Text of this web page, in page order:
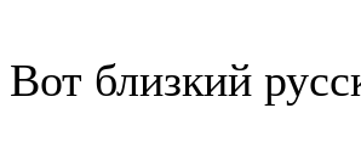
Вот близкий